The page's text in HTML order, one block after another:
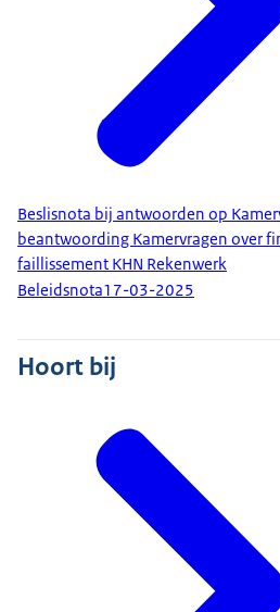
Beslisnota bij antwoorden op
beantwoording Kamervragen over
faillissement KHN Rekenwerk
Beleidsnota17-03-2025
Hoort bij